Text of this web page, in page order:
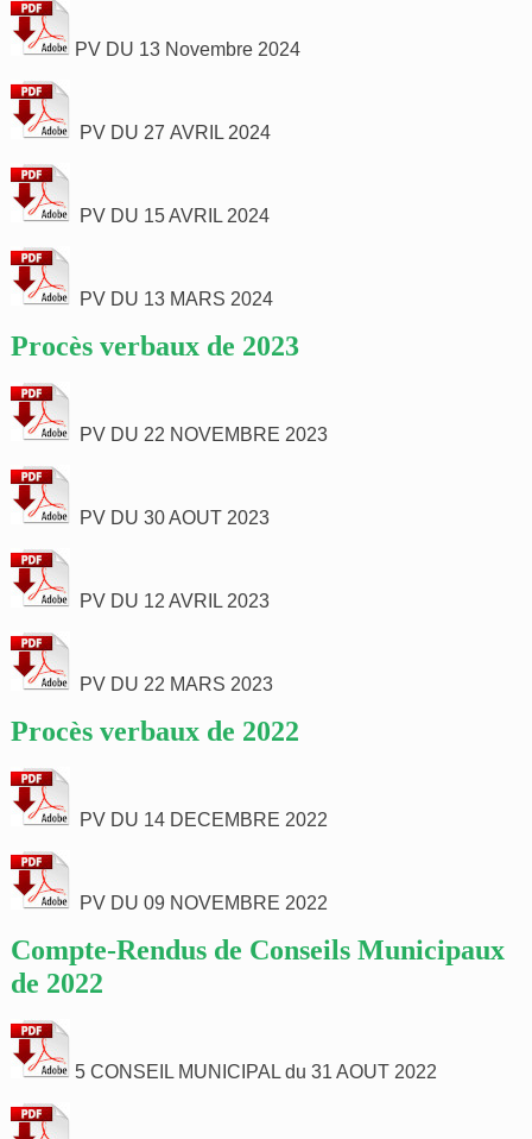
PV DU 13 Novembre 2024
PV DU 27 AVRIL 2024
PV DU 15 AVRIL 2024
PV DU 13 MARS 2024
Procès verbaux de 2023
PV DU 22 NOVEMBRE 2023
PV DU 30 AOUT 2023
PV DU 12 AVRIL 2023
PV DU 22 MARS 2023
Procès verbaux de 2022
PV DU 14 DECEMBRE 2022
PV DU 09 NOVEMBRE 2022
Compte-Rendus de Conseils Municipaux
de 2022
5 CONSEIL MUNICIPAL du 31 AOUT 2022